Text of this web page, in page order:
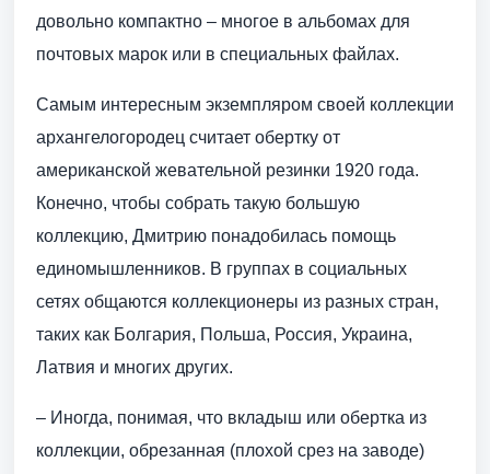
довольно компактно – многое в альбомах для
почтовых марок или в специальных файлах.
Самым интересным экземпляром своей коллекции
архангелогородец считает обертку от
американской жевательной резинки 1920 года.
Конечно, чтобы собрать такую большую
коллекцию, Дмитрию понадобилась помощь
единомышленников. В группах в социальных
сетях общаются коллекционеры из разных стран,
таких как Болгария, Польша, Россия, Украина,
Латвия и многих других.
– Иногда, понимая, что вкладыш или обертка из
коллекции, обрезанная (плохой срез на заводе)